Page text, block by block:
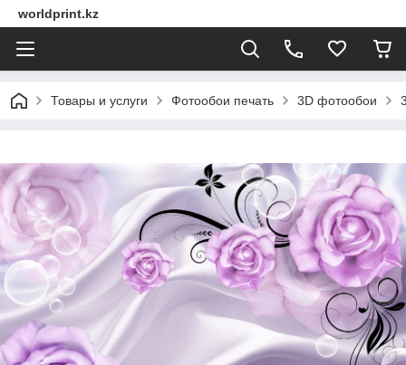
worldprint.kz
Товары и услуги Фотообои печать 3D фотообои